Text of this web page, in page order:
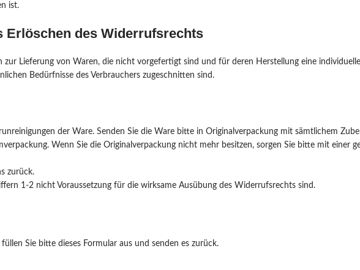
ist.
Erlöschen des Widerrufsrechts
Lieferung von Waren, die nicht vorgefertigt sind und für deren Herstellung eine
Bedürfnisse des Verbrauchers zugeschnitten sind.
der Ware. Senden Sie die Ware bitte in Originalverpackung mit sämtlichem
Wenn Sie die Originalverpackung nicht mehr besitzen, sorgen Sie bitte mit einer
zurück.
1-2 nicht Voraussetzung für die wirksame Ausübung des Widerrufsrechts sind.
Sie bitte dieses Formular aus und senden es zurück.